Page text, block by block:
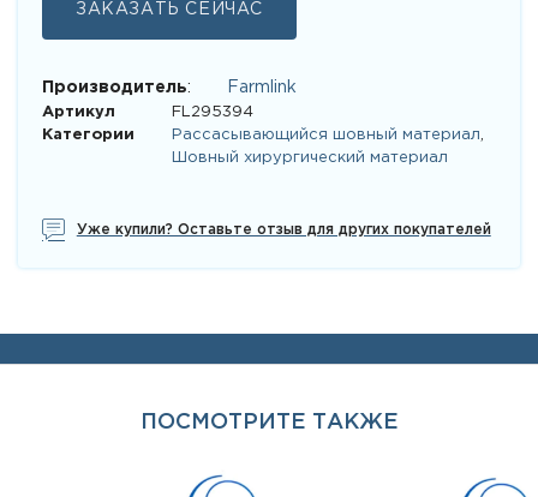
ЗАКАЗАТЬ СЕЙЧАС
Производитель: Farmlink
Артикул
FL295394
Категории
Рассасывающийся шовный материал
Шовный хирургический материал
Уже купили? Оставьте отзыв для других покупателей
ПОСМОТРИТЕ ТАКЖЕ